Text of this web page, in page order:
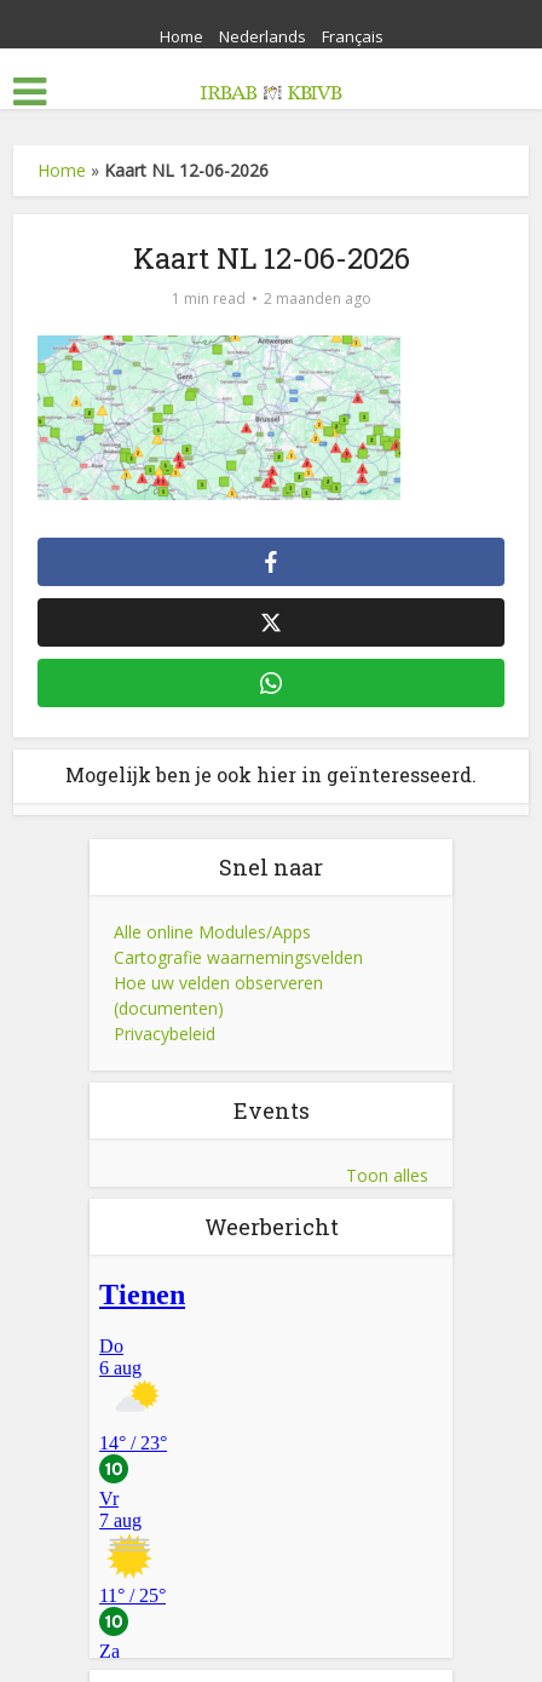
Home Nederlands Français
Home » Kaart NL 12-06-2026
Kaart NL 12-06-2026
1 min read 2 maanden ago
Mogelijk ben je ook hier in geïnteresseerd.
Snel naar
Alle online Modules/Apps
Cartografie waarnemingsvelden
Hoe uw velden observeren
(documenten)
Privacybeleid
Events
Toon alles
Weerbericht